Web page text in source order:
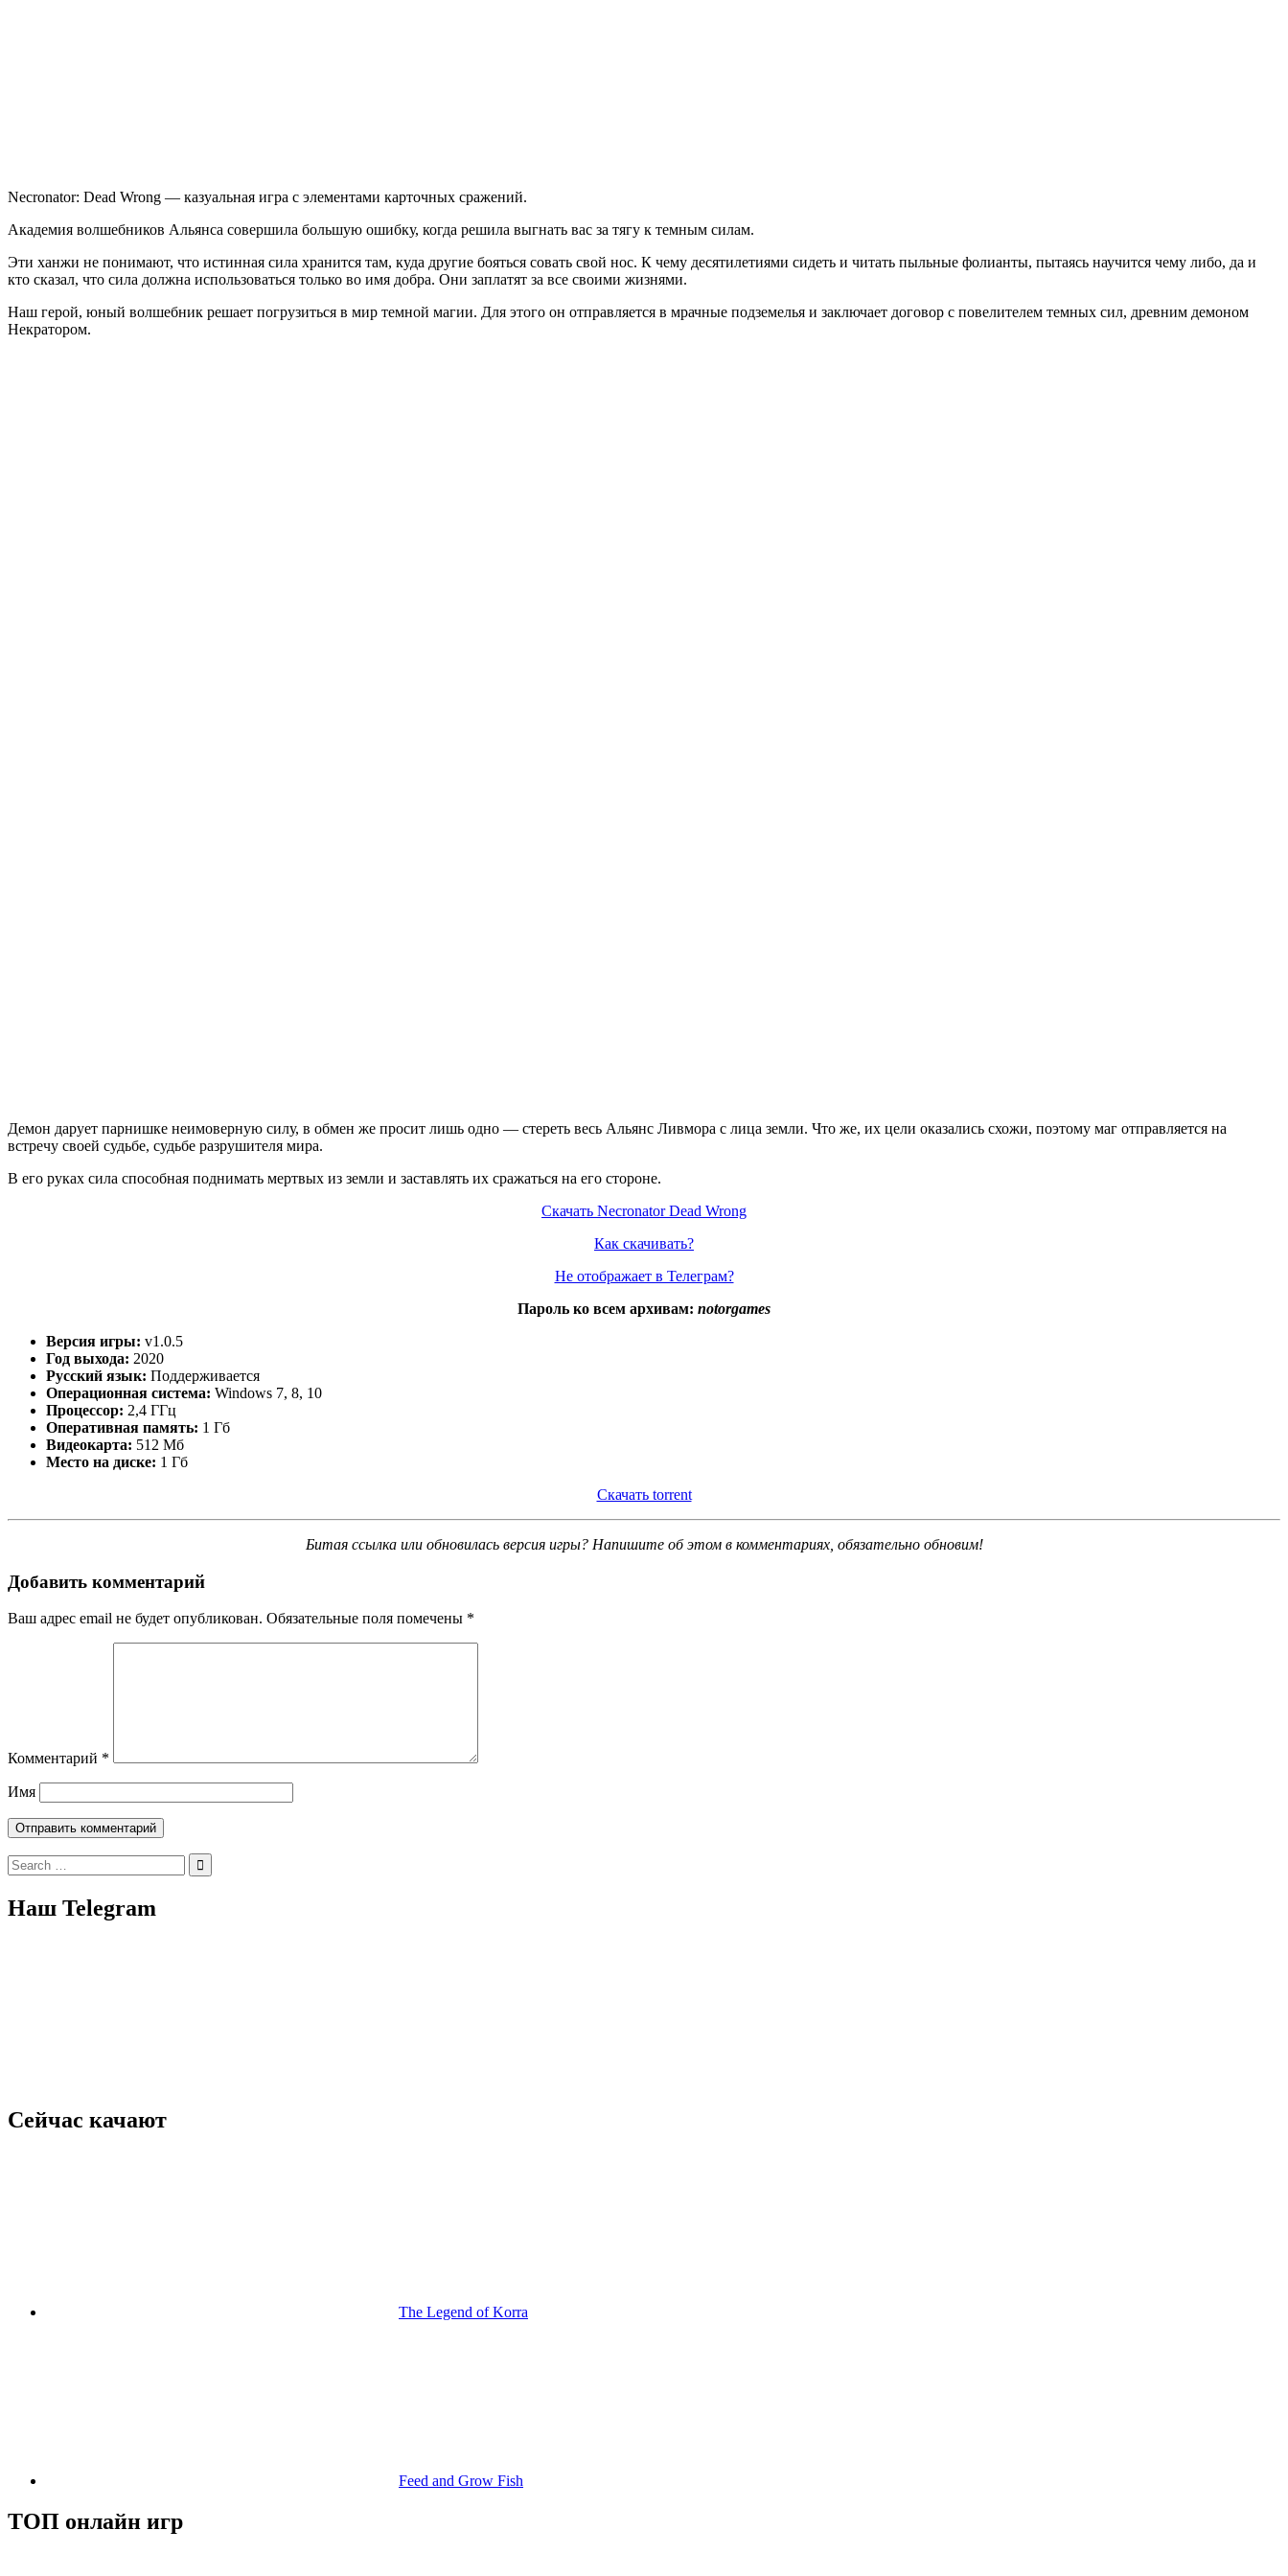
Necronator: Dead Wrong — казуальная игра с элементами карточных сражений.
Академия волшебников Альянса совершила большую ошибку, когда решила выгнать вас за тягу к темным силам.
Эти ханжи не понимают, что истинная сила хранится там, куда другие бояться совать свой нос. К чему десятилетиями сидеть и читать пыльные фолианты, пытаясь научится чему либо, да и
кто сказал, что сила должна использоваться только во имя добра. Они заплатят за все своими жизнями.
Наш герой, юный волшебник решает погрузиться в мир темной магии. Для этого он отправляется в мрачные подземелья и заключает договор с повелителем темных сил, древним демоном
Некратором.
Демон дарует парнишке неимоверную силу, в обмен же просит лишь одно — стереть весь Альянс Ливмора с лица земли. Что же, их цели оказались схожи, поэтому маг отправляется на
встречу своей судьбе, судьбе разрушителя мира.
В его руках сила способная поднимать мертвых из земли и заставлять их сражаться на его стороне.
Скачать Necronator Dead Wrong
Как скачивать?
Не отображает в Телеграм?
Пароль ко всем архивам: notorgames
Версия игры: v1.0.5
Год выхода: 2020
Русский язык: Поддерживается
Операционная система: Windows 7, 8, 10
Процессор: 2,4 ГГц
Оперативная память: 1 Гб
Видеокарта: 512 Мб
Место на диске: 1 Гб
Скачать torrent
Битая ссылка или обновилась версия игры? Напишите об этом в комментариях, обязательно обновим!
Добавить комментарий
Ваш адрес email не будет опубликован. Обязательные поля помечены *
Комментарий *
Имя
Search
for:
Наш Telegram
Сейчас качают
The Legend of Korra
Feed and Grow Fish
ТОП онлайн игр